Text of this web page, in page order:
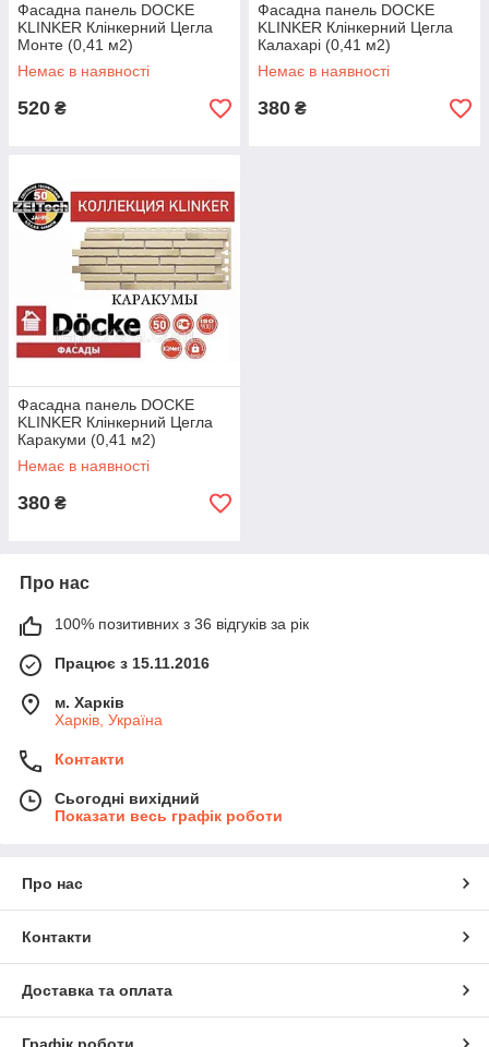
Фасадна панель DOCKE
KLINKER Клінкерний Цегла
Монте (0,41 м2)
Немає в наявності
520 ₴
Фасадна панель DOCKE
KLINKER Клінкерний Цегла
Калахарі (0,41 м2)
Немає в наявності
380 ₴
Фасадна панель DOCKE
KLINKER Клінкерний Цегла
Каракуми (0,41 м2)
Немає в наявності
380 ₴
Про нас
100% позитивних з 36 відгуків за рік
Працює з 15.11.2016
м. Харків
Харків, Україна
Контакти
Сьогодні вихідний
Показати весь графік роботи
Про нас
Контакти
Доставка та оплата